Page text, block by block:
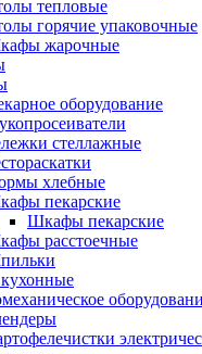
тепловые
горячие упаковочные
жарочные
оборудование
стеллажные
хлебные
пекарские
Шкафы пекарские
расстоечные